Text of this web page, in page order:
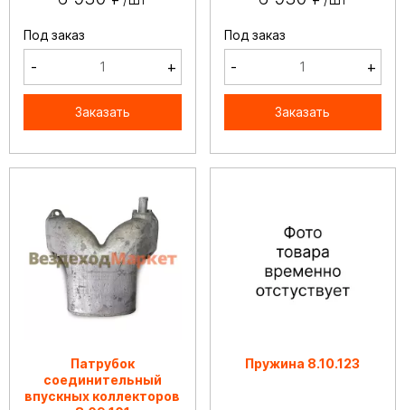
Под заказ
- +
Заказать
Под заказ
- +
Заказать
Патрубок
соединительный
впускных коллекторов
Пружина 8.10.123